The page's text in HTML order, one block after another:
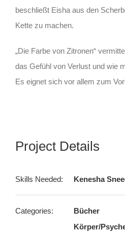
beschließt Eisha aus den
Kette zu machen.
„Die Farbe von Zitronen“
das Gefühl von Verlust und wie
Es eignet sich vor allem zum
Project Details
Skills Needed: Kenesha
Categories:
Bücher
Körper/